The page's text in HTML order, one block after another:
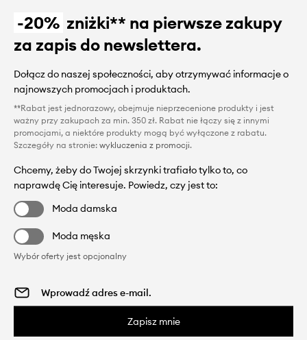
-20% zniżki** na pierwsze zakupy
za zapis do newslettera.
Dołącz do naszej społeczności, aby otrzymywać informacje o
najnowszych promocjach i produktach.
**Rabat jest jednorazowy, obejmuje nieprzecenione produkty i jest
ważny przy zakupach za min. 350 zł. Rabat nie łączy się z innymi
promocjami, a niektóre produkty mogą być wyłączone z rabatu.
Szczegóły na stronie: wykluczenia z promocji.
Chcemy, żeby do Twojej skrzynki trafiało tylko to, co
naprawdę Cię interesuje. Powiedz, czy jest to:
Moda damska
Moda męska
Wybór oferty jest opcjonalny
Zapisz mnie